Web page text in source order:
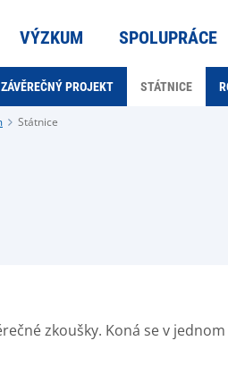
VÝZKUM SPOLUPRÁCE
ZÁVĚREČNÝ PROJEKT STÁTNICE
Státnice
zkoušky. Koná se v